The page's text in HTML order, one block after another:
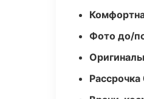
Фото до/